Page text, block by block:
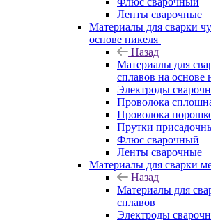
Ленты сварочные
Материалы для сварки
основе никеля
Назад
Материалы для
сплавов на основе
Электроды
Проволока
Проволока
Прутки
Флюс сварочный
Ленты сварочные
Материалы для сварки
Назад
Материалы для
сплавов
Электроды